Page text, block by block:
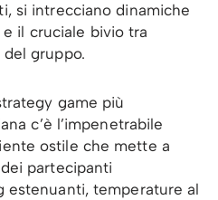
si intrecciano dinamiche
il cruciale bivio tra
del gruppo.
game più
c’è l’impenetrabile
ostile che mette a
partecipanti
estenuanti, temperature al